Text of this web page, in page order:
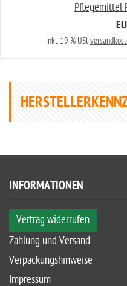
Pflegemittel
inkl. 19 % USt
INFORMATIONEN
Vertrag widerrufen
Zahlung und Versand
Verpackungshinweise
Impressum